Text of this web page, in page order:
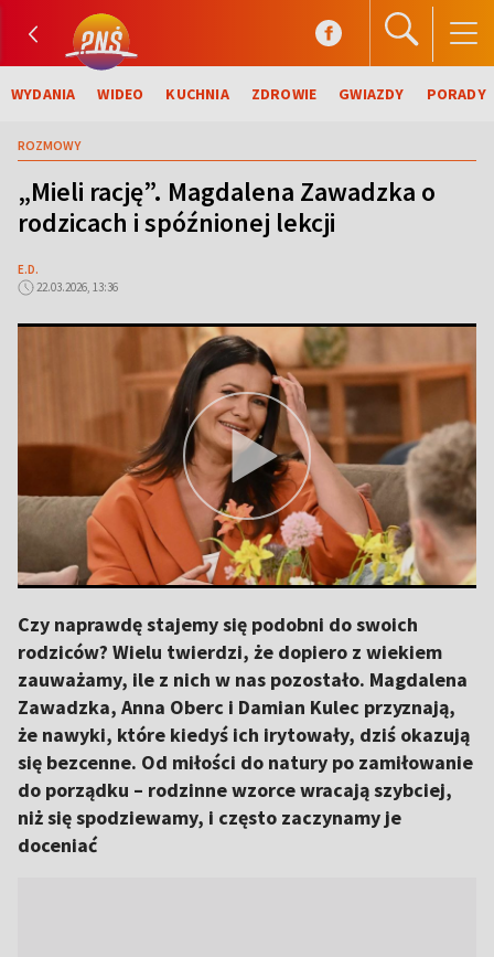
WYDANIA WIDEO KUCHNIA ZDROWIE GWIAZDY PORADY
ROZMOWY
„Mieli rację”. Magdalena Zawadzka o
rodzicach i spóźnionej lekcji
E.D.
22.03.2026, 13:36
Czy naprawdę stajemy się podobni do swoich
rodziców? Wielu twierdzi, że dopiero z wiekiem
zauważamy, ile z nich w nas pozostało. Magdalena
Zawadzka, Anna Oberc i Damian Kulec przyznają,
że nawyki, które kiedyś ich irytowały, dziś okazują
się bezcenne. Od miłości do natury po zamiłowanie
do porządku – rodzinne wzorce wracają szybciej,
niż się spodziewamy, i często zaczynamy je
doceniać